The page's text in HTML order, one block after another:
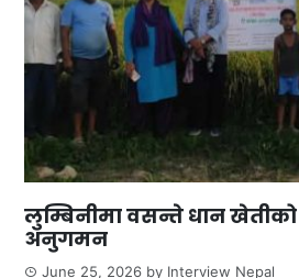
लुम्बिनीमा वसन्ते धान खेतीको
अनुगमन
June 25, 2026 by Interview Nepal